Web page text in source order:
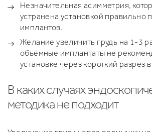
Незначительная асимметрия,
устранена установкой правильно
имплантов.
Желание увеличить грудь на 1-3
объёмные имплантаты не
установке через короткий разрез
В каких случаях
методика не подходит